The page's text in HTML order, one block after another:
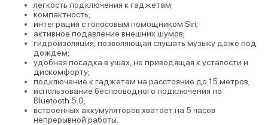
легкость подключения к гаджетам;
компактность;
интеграция с голосовым помощником Siri;
активное подавление внешних шумов;
гидроизоляция, позволяющая слушать музыку даже под
дождем;
удобная посадка в ушах, не приводящая к усталости и
дискомфорту;
подключение к гаджетам на расстояние до 15 метров;
использование беспроводного подключения по
Bluetooth 5.0;
встроенных аккумуляторов хватает на 5 часов
непрерывной работы.